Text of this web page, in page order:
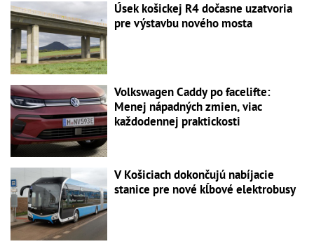
Úsek košickej R4 dočasne uzatvoria
pre výstavbu nového mosta
Volkswagen Caddy po facelifte:
Menej nápadných zmien, viac
každodennej praktickosti
V Košiciach dokončujú nabíjacie
stanice pre nové kĺbové elektrobusy